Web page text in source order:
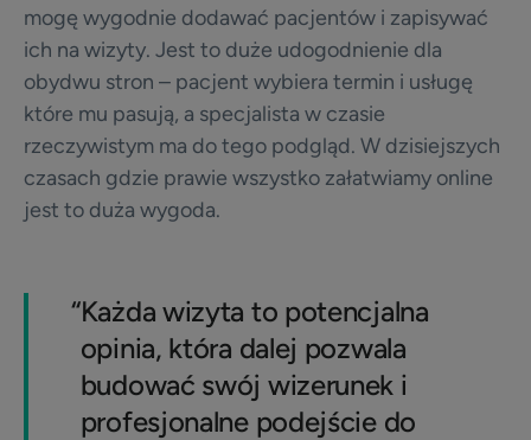
mogę wygodnie dodawać pacjentów i zapisywać
ich na wizyty. Jest to duże udogodnienie dla
obydwu stron – pacjent wybiera termin i usługę
które mu pasują, a specjalista w czasie
rzeczywistym ma do tego podgląd. W dzisiejszych
czasach gdzie prawie wszystko załatwiamy online
jest to duża wygoda.
“Każda wizyta to potencjalna
opinia, która dalej pozwala
budować swój wizerunek i
profesjonalne podejście do